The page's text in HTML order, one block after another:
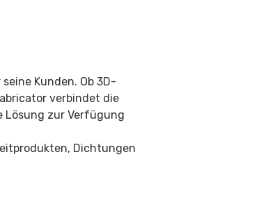
Kunden. Ob 3D-
verbindet die
Lösung zur Verfügung
, Dichtungen